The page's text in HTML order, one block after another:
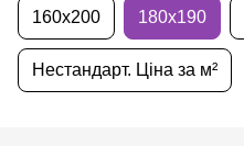
160х200 180х190
Нестандарт. Ціна за м²